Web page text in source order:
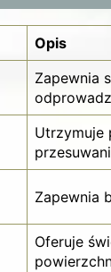
Opis
Zapewnia
Utrzymuje
Zapewnia
Oferuje